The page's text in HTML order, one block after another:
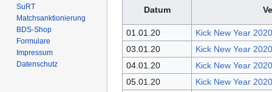
Datum
01.01.20
Kick New Year
03.01.20
Kick New Year
04.01.20
Kick New Year
05.01.20
Kick New Year
SuRT
Match­sanktionierung
BDS-Shop
Formulare
Impressum
Datenschutz